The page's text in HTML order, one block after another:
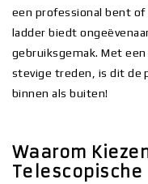
een professional bent
ladder biedt
gebruiksgemak. Met
stevige treden, is dit de
binnen als buiten!
Waarom
Telescopische